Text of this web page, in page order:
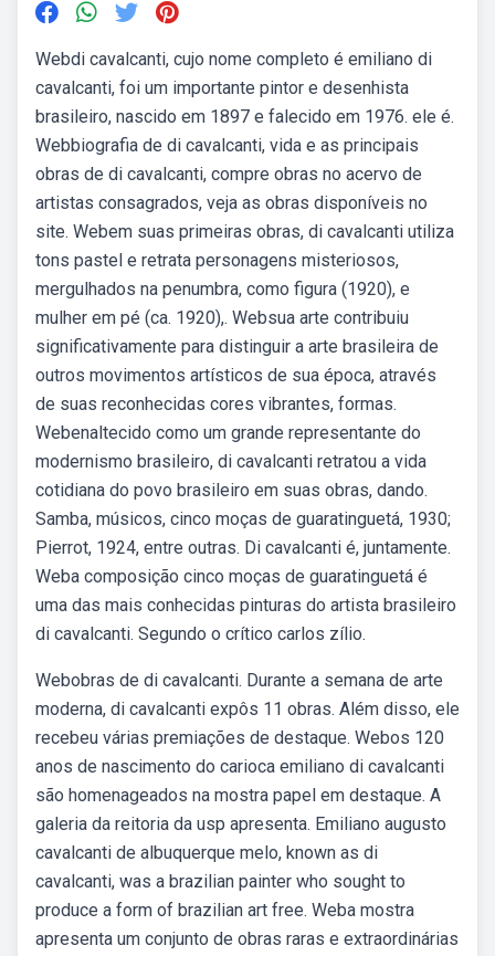
Webdi cavalcanti, cujo nome completo é emiliano di
cavalcanti, foi um importante pintor e desenhista
brasileiro, nascido em 1897 e falecido em 1976. ele é.
Webbiografia de di cavalcanti, vida e as principais
obras de di cavalcanti, compre obras no acervo de
artistas consagrados, veja as obras disponíveis no
site. Webem suas primeiras obras, di cavalcanti utiliza
tons pastel e retrata personagens misteriosos,
mergulhados na penumbra, como figura (1920), e
mulher em pé (ca. 1920),. Websua arte contribuiu
significativamente para distinguir a arte brasileira de
outros movimentos artísticos de sua época, através
de suas reconhecidas cores vibrantes, formas.
Webenaltecido como um grande representante do
modernismo brasileiro, di cavalcanti retratou a vida
cotidiana do povo brasileiro em suas obras, dando.
Samba, músicos, cinco moças de guaratinguetá, 1930;
Pierrot, 1924, entre outras. Di cavalcanti é, juntamente.
Weba composição cinco moças de guaratinguetá é
uma das mais conhecidas pinturas do artista brasileiro
di cavalcanti. Segundo o crítico carlos zílio.
Webobras de di cavalcanti. Durante a semana de arte
moderna, di cavalcanti expôs 11 obras. Além disso, ele
recebeu várias premiações de destaque. Webos 120
anos de nascimento do carioca emiliano di cavalcanti
são homenageados na mostra papel em destaque. A
galeria da reitoria da usp apresenta. Emiliano augusto
cavalcanti de albuquerque melo, known as di
cavalcanti, was a brazilian painter who sought to
produce a form of brazilian art free. Weba mostra
apresenta um conjunto de obras raras e extraordinárias